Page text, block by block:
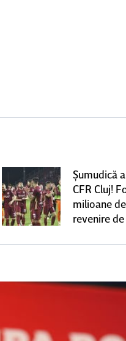
Şumudică
CFR Cluj!
milioane
revenire